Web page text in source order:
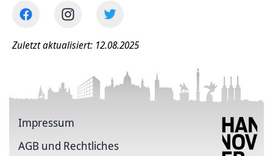
Zuletzt aktualisiert: 12.08.2025
Impressum
AGB und Rechtliches